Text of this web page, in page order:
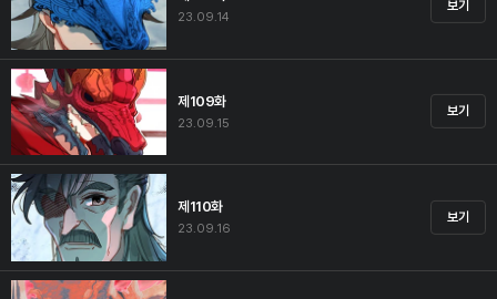
23.09.14
보기
제109화
23.09.15
보기
제110화
23.09.16
보기